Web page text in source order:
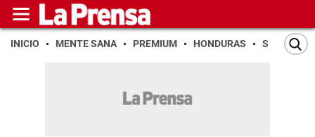
INICIO MENTE SANA PREMIUM HONDURAS SAN PEDRO